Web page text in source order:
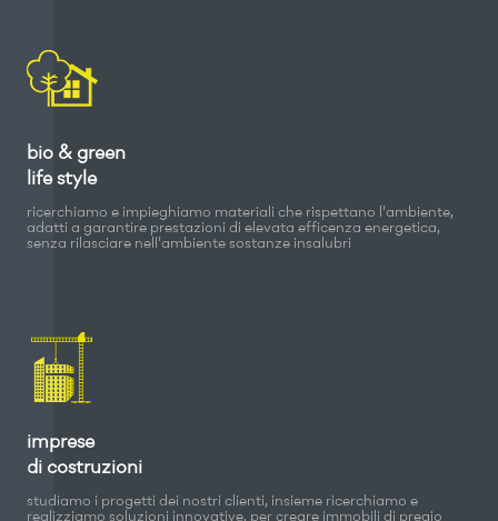
bio & green
life style
ricerchiamo e impieghiamo materiali che rispettano l'ambiente,
adatti a garantire prestazioni di elevata efficenza energetica,
senza rilasciare nell'ambiente sostanze insalubri
imprese
di costruzioni
studiamo i progetti dei nostri clienti, insieme ricerchiamo e
realizziamo soluzioni innovative, per creare immobili di pregio